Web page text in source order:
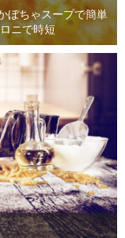
ぼちゃスープで簡単
ニで時短